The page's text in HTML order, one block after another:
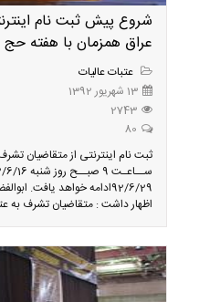
شروع پیش ثبت نام
عراق همزمان با هفته حج
عتبات عالیات
13 شهریور 1392
2743
80
ثبت نام اینترنتی از متقاضیان
92/6/29ادامه خواهد یافت.
اظهار داشت : متقاضیان تشرف به